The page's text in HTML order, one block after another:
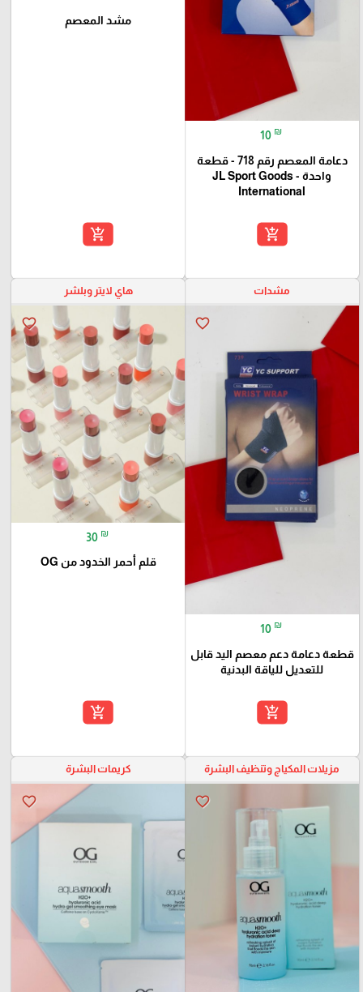
10 ₪
دعامة المعصم رقم 718 - قطعة
واحدة - JL Sport Goods
International
add_shopping_cart
مشد المعصم
add_shopping_cart
مشدات
favorite_border
10 ₪
قطعة دعامة دعم معصم اليد قابل
للتعديل للياقة البدنية
add_shopping_cart
هاي لايتر وبلشر
favorite_border
30 ₪
قلم أحمر الخدود من OG
add_shopping_cart
مزيلات المكياج وتنظيف البشرة
favorite_border
كريمات البشرة
favorite_border